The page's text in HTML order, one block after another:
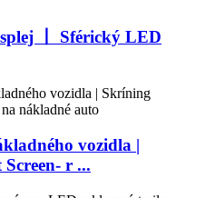
丨 Sférický LED
vozidla |
Screen- r ...